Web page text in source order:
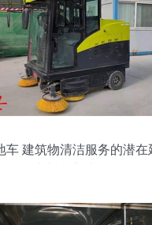
车 建筑物清洁服务的潜在